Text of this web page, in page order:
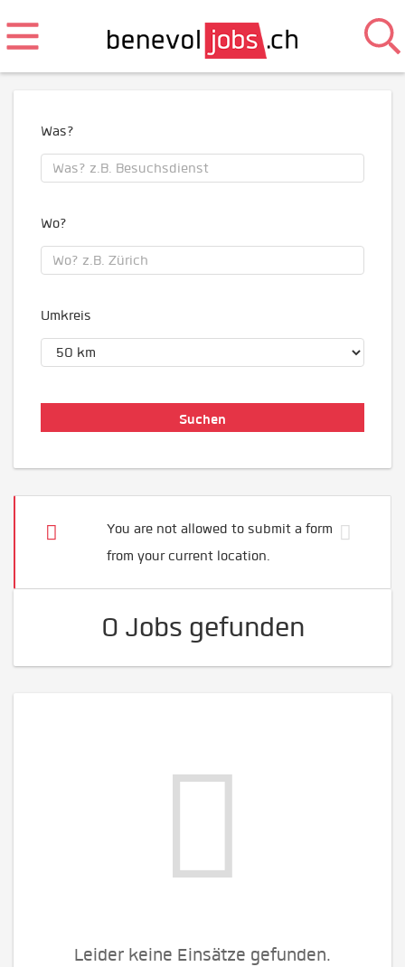
Was?
Wo?
Umkreis
You are not allowed to submit a form
from your current location.
0 Jobs gefunden
Leider keine Einsätze gefunden.